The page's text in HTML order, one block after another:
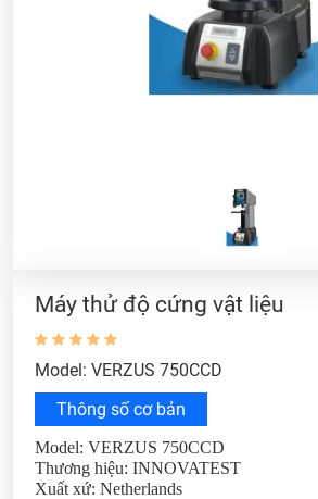
Máy thử độ cứng vật liệu
Model: VERZUS 750CCD
Thông số cơ bản
Model: VERZUS 750CCD
Thương hiệu: INNOVATEST
Xuất xứ: Netherlands